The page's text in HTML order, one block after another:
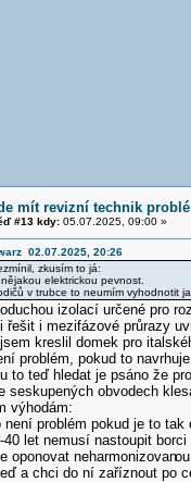
mít revizní technik
#13 kdy:05.07.2025, 09:00 »
02.07.2025, 20:26
zkusím to já:
elektrickou pevnost.
v trubce to neumím vyhodnotit
izolací určené pro
řešit i mezifázové průrazy
kreslil domek pro
problém, pokud to
to teď hledat je psáno že
seskupených obvodech
výhodám:
není problém pokud je to tak
40 let nemusí nastoupit
oponovat neharmonizovan
a chci do ní zaříznout po